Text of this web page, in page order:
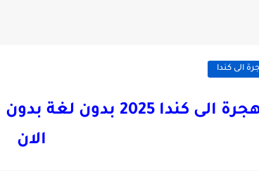
الى كندا
الهجرة الى كندا
الان